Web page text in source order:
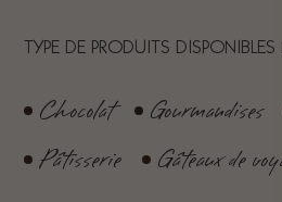
TYPE DE PRODUITS
Chocolat Gourmandises
Pâtisserie
Gâteaux de